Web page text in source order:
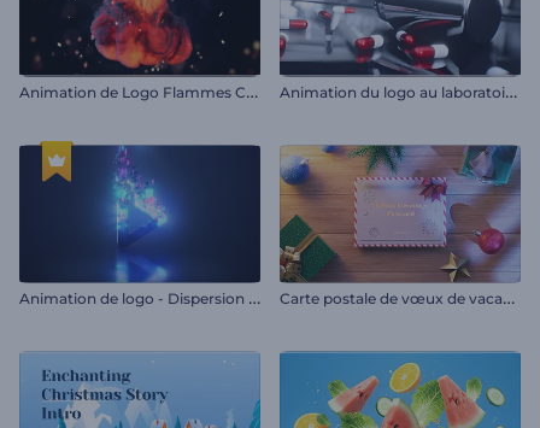
A
nimation de Logo Flammes Cinématographiques A
nimation du logo au laboratoire scientifique
A
nimation de logo - Dispersion éclatante C
arte postale de vœux de vacances